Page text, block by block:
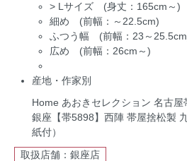
> Lサイズ (身丈：165cm～)
細め (前幅：～22.5cm)
ふつう幅 (前幅：23～
広め (前幅：26cm～)
産地・作家別
Home あおきセレクション 名古屋
銀座【帯5898】西陣 帯屋捨松製
紙付）
取扱店舗：銀座店